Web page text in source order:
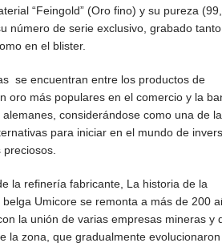
“Feingold” (Oro fino) y su pureza
número de serie exclusivo, grabado
en el blister.
se encuentran entre los productos de
oro más populares en el comercio y la
alemanes, considerándose como una de
para iniciar en el mundo de
la refinería fabricante, La historia de la
belga Umicore se remonta a más de 200
la unión de varias empresas mineras y
la zona, que gradualmente evolucionaron